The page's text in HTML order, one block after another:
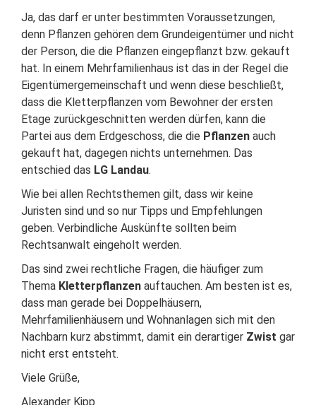
Ja, das darf er unter bestimmten Voraussetzungen,
denn Pflanzen gehören dem Grundeigentümer und nicht
der Person, die die Pflanzen eingepflanzt bzw. gekauft
hat. In einem Mehrfamilienhaus ist das in der Regel die
Eigentümergemeinschaft und wenn diese beschließt,
dass die Kletterpflanzen vom Bewohner der ersten
Etage zurückgeschnitten werden dürfen, kann die
Partei aus dem Erdgeschoss, die die Pflanzen auch
gekauft hat, dagegen nichts unternehmen. Das
entschied das LG Landau.
Wie bei allen Rechtsthemen gilt, dass wir keine
Juristen sind und so nur Tipps und Empfehlungen
geben. Verbindliche Auskünfte sollten beim
Rechtsanwalt eingeholt werden.
Das sind zwei rechtliche Fragen, die häufiger zum
Thema Kletterpflanzen auftauchen. Am besten ist es,
dass man gerade bei Doppelhäusern,
Mehrfamilienhäusern und Wohnanlagen sich mit den
Nachbarn kurz abstimmt, damit ein derartiger Zwist gar
nicht erst entsteht.
Viele Grüße,
Alexander Kipp